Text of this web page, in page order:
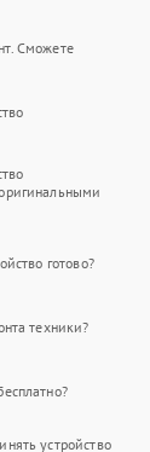
Сможете
готово?
техники?
устройство